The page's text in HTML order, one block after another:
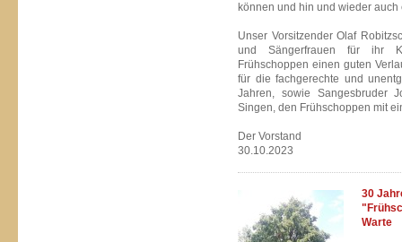
können und hin und wieder
Unser Vorsitzender Olaf
und Sängerfrauen für ihr
Frühschoppen einen guten
für die fachgerechte und
Jahren, sowie Sangesbruder
Singen, den Frühschoppen mit
Der Vorstand
30.10.2023
30
Warte